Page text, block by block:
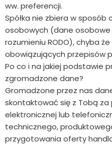
ww. preferencji.
Spółka nie zbiera w sposób
osobowych (dane
rozumieniu RODO), chyba
obowiązujących przepisów
Po co i na jakiej podstawie
zgromadzone dane?
Gromadzone przez nas
skontaktować się z Tobą
elektronicznej lub
technicznego,
przygotowania oferty